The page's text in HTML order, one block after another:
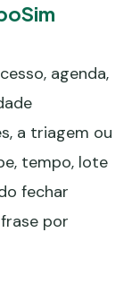
agenda,
a triagem ou
tempo, lote
fechar
por